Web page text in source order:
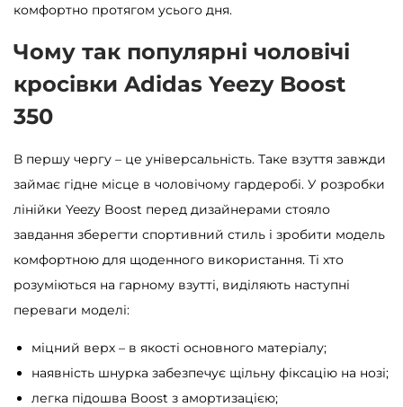
комфортно протягом усього дня.
Чому так популярні чоловічі
кросівки Adidas Yeezy Boost
350
В першу чергу – це універсальність. Таке взуття завжди
займає гідне місце в чоловічому гардеробі. У розробки
лінійки Yeezy Boost перед дизайнерами стояло
завдання зберегти спортивний стиль і зробити модель
комфортною для щоденного використання. Ті хто
розуміються на гарному взутті, виділяють наступні
переваги моделі:
міцний верх – в якості основного матеріалу;
наявність шнурка забезпечує щільну фіксацію на нозі;
легка підошва Boost з амортизацією;